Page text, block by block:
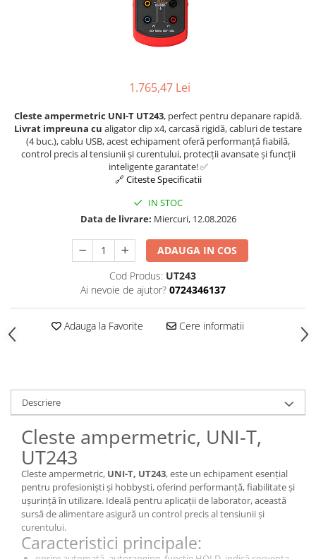
Osciloscoape ROHDE & SCHWARZ
Osciloscoape TELEDYNE LECROY
Osciloscoape UNI-T
1.765,47 Lei
Cleste ampermetric UNI-T UT243, perfect pentru depanare rapidă.
Livrat impreuna cu aligator clip x4, carcasă rigidă, cabluri de testare
(4 buc.), cablu USB, acest echipament oferă performanță fiabilă,
control precis al tensiunii și curentului, protecții avansate și funcții
inteligente garantate! ✅
🔗 Citeste Specificatii
IN STOC
Data de livrare: Miercuri, 12.08.2026
ADAUGA IN COS
Cod Produs: UT243
Ai nevoie de ajutor? 0724346137
Adauga la Favorite Cere informatii
Descriere
Cleste ampermetric, UNI-T,
UT243
Cleste ampermetric, UNI-T, UT243, este un echipament esențial
pentru profesioniști și hobbysti, oferind performanță, fiabilitate și
ușurință în utilizare. Ideală pentru aplicații de laborator, această
sursă de alimentare asigură un control precis al tensiunii și
curentului.
Caracteristici principale: